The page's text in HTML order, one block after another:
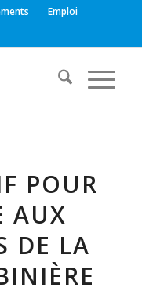
Emploi
POUR
AUX
DE LA